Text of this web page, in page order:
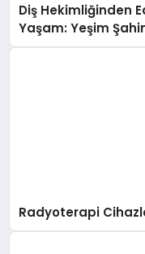
Diş Hekimliğinden
Yaşam: Yeşim
Radyoterapi